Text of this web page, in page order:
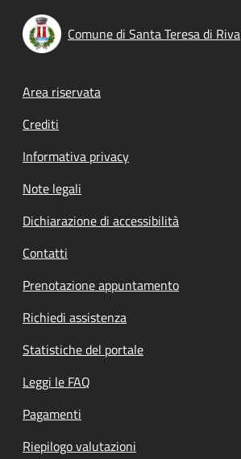
Comune di Santa Teresa di Riva
Footer menu
Area riservata
Crediti
Informativa privacy
Note legali
Dichiarazione di accessibilità
Contatti
Prenotazione appuntamento
Richiedi assistenza
Statistiche del portale
Leggi le FAQ
Pagamenti
Riepilogo valutazioni